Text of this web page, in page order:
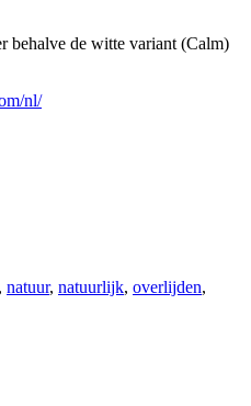
behalve de witte variant (Calm)
nl/
, natuur, natuurlijk, overlijden,